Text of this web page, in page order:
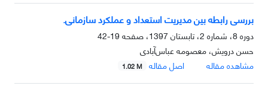
بررسی رابطه بین مدیریت استعداد و عملکرد سازمانی.
دوره 8، شماره 2، تابستان 1397، صفحه
19-42
حسن درویش، معصومه عباس‌آبادی
مشاهده مقاله
اصل مقاله 1.02 M